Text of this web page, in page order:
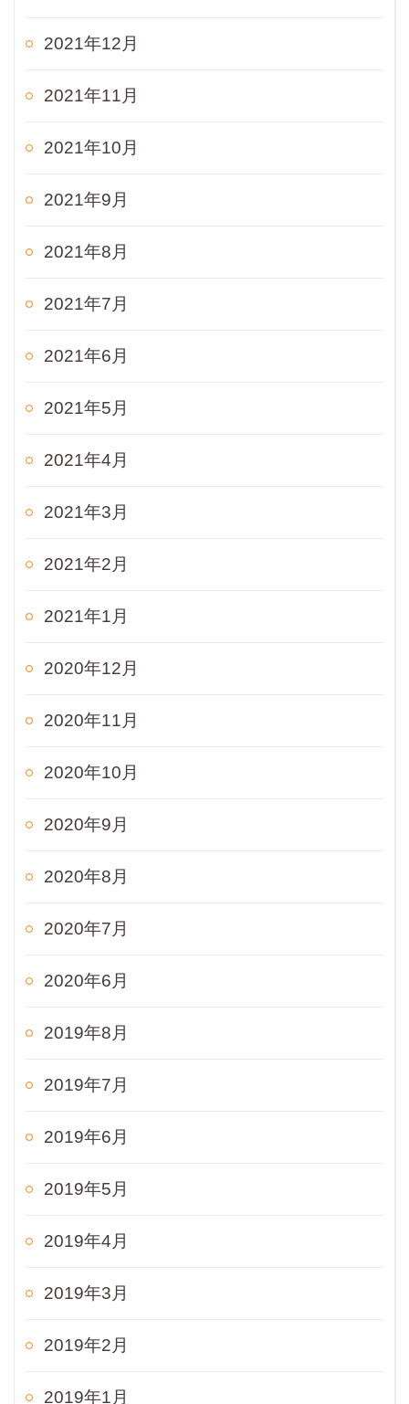
2021年12月
2021年11月
2021年10月
2021年9月
2021年8月
2021年7月
2021年6月
2021年5月
2021年4月
2021年3月
2021年2月
2021年1月
2020年12月
2020年11月
2020年10月
2020年9月
2020年8月
2020年7月
2020年6月
2019年8月
2019年7月
2019年6月
2019年5月
2019年4月
2019年3月
2019年2月
2019年1月